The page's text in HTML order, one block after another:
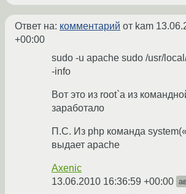
Ответ на: комментарий от kam
+00:00
sudo -u apache sudo /usr/
-info
Вот это из root`a из
заработало
П.С. Из php команда
выдает apache
Axenic
13.06.2010 16:36:59 +00:00